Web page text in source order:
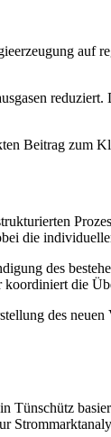
auf
Beitrag zum
die
des
die
des
Tünschütz